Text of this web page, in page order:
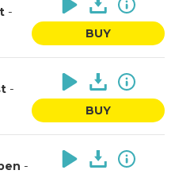
-
BUY
-
BUY
-